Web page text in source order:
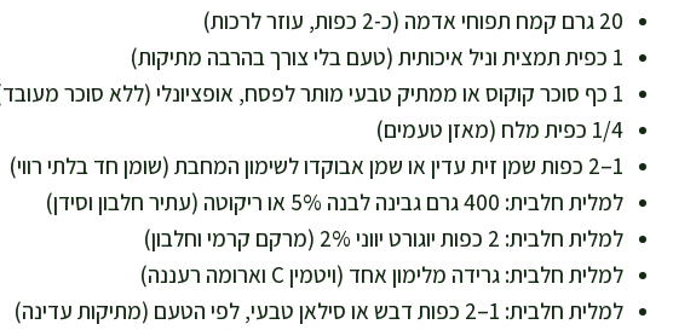
20 גרם קמח תפוחי אדמה (כ-2 כפות, עוזר לרכות)
1 כפית תמצית וניל איכותית (טעם בלי צורך בהרבה מתיקות)
1 כף סוכר קוקוס או ממתיק טבעי מותר לפסח, אופציונלי (ללא סוכר מעובד)
1/4 כפית מלח (מאזן טעמים)
1–2 כפות שמן זית עדין או שמן אבוקדו לשימון המחבת (שומן חד בלתי רווי)
למלית חלבית: 400 גרם גבינה לבנה 5% או ריקוטה (עתיר חלבון וסידן)
למלית חלבית: 2 כפות יוגורט יווני 2% (מרקם קרמי וחלבון)
למלית חלבית: גרידה מלימון אחד (ויטמין C וארומה רעננה)
למלית חלבית: 1–2 כפות דבש או סילאן טבעי, לפי הטעם (מתיקות עדינה)